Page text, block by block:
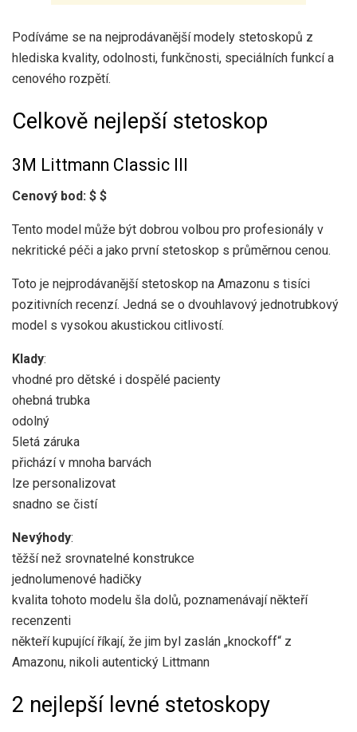
Podíváme se na nejprodávanější modely stetoskopů z
hlediska kvality, odolnosti, funkčnosti, speciálních funkcí a
cenového rozpětí.
Celkově nejlepší stetoskop
3M Littmann Classic III
Cenový bod: $ $
Tento model může být dobrou volbou pro profesionály v
nekritické péči a jako první stetoskop s průměrnou cenou.
Toto je nejprodávanější stetoskop na Amazonu s tisíci
pozitivních recenzí. Jedná se o dvouhlavový jednotrubkový
model s vysokou akustickou citlivostí.
Klady:
vhodné pro dětské i dospělé pacienty
ohebná trubka
odolný
5letá záruka
přichází v mnoha barvách
lze personalizovat
snadno se čistí
Nevýhody:
těžší než srovnatelné konstrukce
jednolumenové hadičky
kvalita tohoto modelu šla dolů, poznamenávají někteří
recenzenti
někteří kupující říkají, že jim byl zaslán „knockoff“ z
Amazonu, nikoli autentický Littmann
2 nejlepší levné stetoskopy